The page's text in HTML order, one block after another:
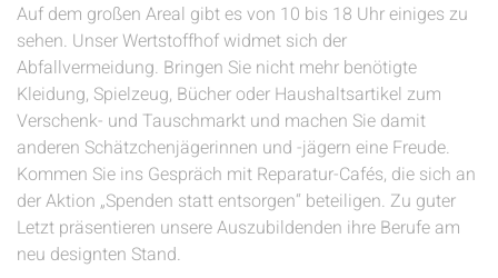
Auf dem großen Areal gibt es von 10 bis 18 Uhr einiges zu
sehen. Unser Wertstoffhof widmet sich der
Abfallvermeidung. Bringen Sie nicht mehr benötigte
Kleidung, Spielzeug, Bücher oder Haushaltsartikel zum
Verschenk- und Tauschmarkt und machen Sie damit
anderen Schätzchenjägerinnen und -jägern eine Freude.
Kommen Sie ins Gespräch mit Reparatur-Cafés, die sich an
der Aktion „Spenden statt entsorgen“ beteiligen. Zu guter
Letzt präsentieren unsere Auszubildenden ihre Berufe am
neu designten Stand.